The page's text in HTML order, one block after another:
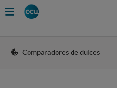
Comparadores de dulces